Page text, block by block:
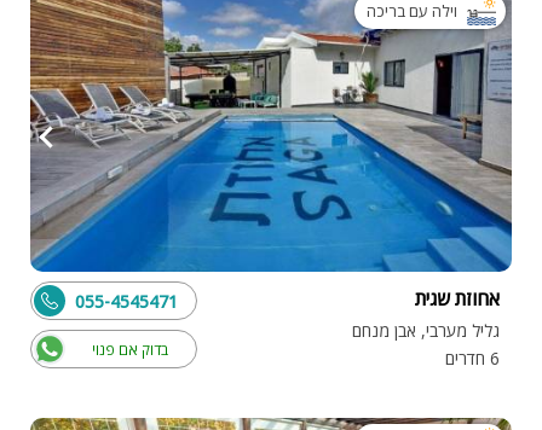
וילה עם בריכה
אחוזת שגית
גליל מערבי, אבן מנחם
6 חדרים
בדוק אם פנוי
055-4545471